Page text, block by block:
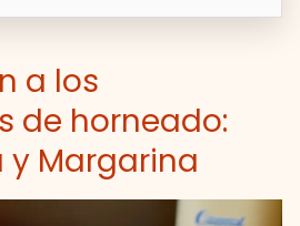
a los
de horneado:
Margarina